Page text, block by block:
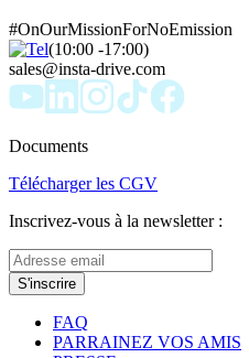
#OnOurMissionForNoEmission
(10:00 -17:00)
sales@insta-drive.com
Documents
Télécharger les CGV
Inscrivez-vous à la newsletter :
S'inscrire
FAQ
PARRAINEZ VOS AMIS